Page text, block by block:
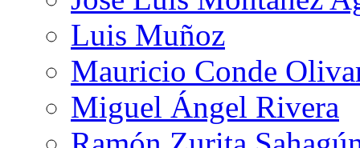
Luis Muñoz
Mauricio Conde
Miguel Ángel Rivera